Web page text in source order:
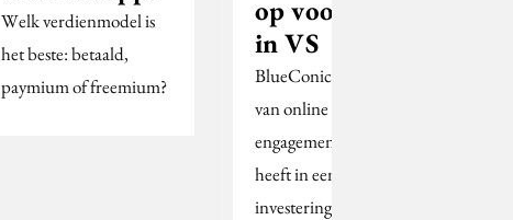
Welk verdienmodel is
het beste: betaald,
paymium of freemium?
op voor groei
in VS
BlueConic, producent
van online customer
engagement software,
heeft in een eerste
investeringsronde $3